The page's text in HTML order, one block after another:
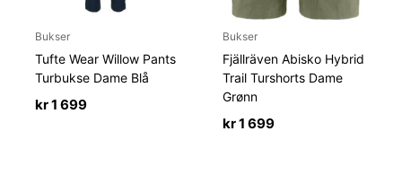
Bukser
Tufte Wear Willow Pants
Turbukse Dame Blå
kr1 699
Bukser
Fjällräven Abisko Hybrid
Trail Turshorts Dame
Grønn
kr1 699